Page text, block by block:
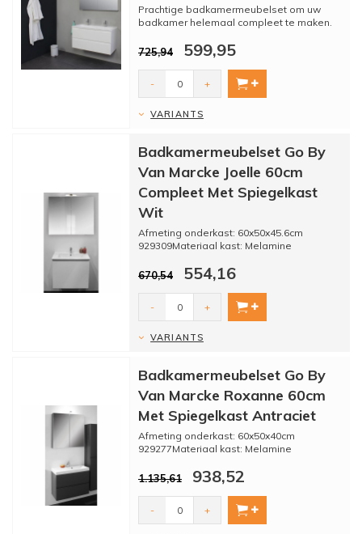
Prachtige badkamermeubelset om uw
badkamer helemaal compleet te maken.
725,94 599,95
- +
VARIANTS
Badkamermeubelset Go By
Van Marcke Joelle 60cm
Compleet Met Spiegelkast
Wit
Afmeting onderkast: 60x50x45.6cm
929309Materiaal kast: Melamine
Softclose la
Materiaal...
670,54 554,16
- +
VARIANTS
Badkamermeubelset Go By
Van Marcke Roxanne 60cm
Met Spiegelkast Antraciet
Afmeting onderkast: 60x50x40cm
929277Materiaal kast: Melamine
Materiaal wasbak: K...
1.135,61 938,52
- +